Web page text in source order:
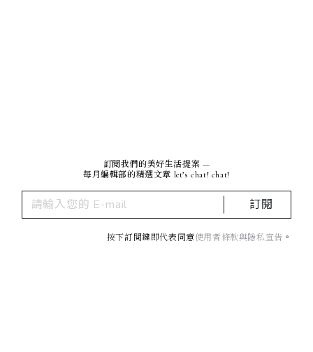
訂閱我們的美好生活提案 —
每月編輯部的精選文章 let’s chat! chat!
訂閱
按下訂閱鍵即代表同意使用者條款與隱私宣告 。